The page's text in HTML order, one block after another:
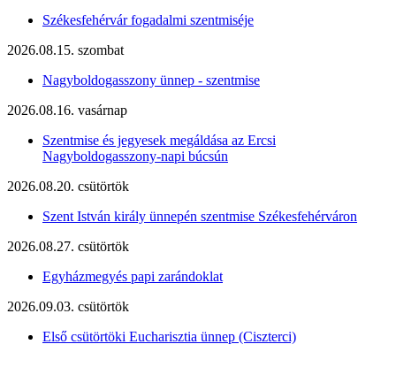
Székesfehérvár fogadalmi szentmiséje
2026.08.15. szombat
Nagyboldogasszony ünnep - szentmise
2026.08.16. vasárnap
Szentmise és jegyesek megáldása az Ercsi
Nagyboldogasszony-napi búcsún
2026.08.20. csütörtök
Szent István király ünnepén szentmise Székesfehérváron
2026.08.27. csütörtök
Egyházmegyés papi zarándoklat
2026.09.03. csütörtök
Első csütörtöki Eucharisztia ünnep (Ciszterci)